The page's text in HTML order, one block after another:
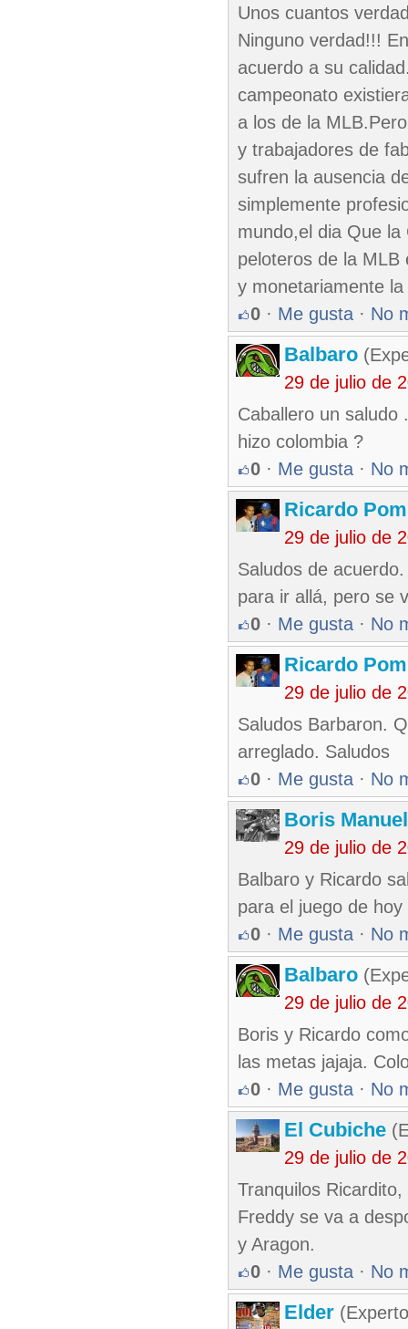
Unos cuantos
Ninguno verdad!!!
acuerdo a su
campeonato
a los de la
y trabajadores de
sufren la ausencia
simplemente
mundo,el dia Que
peloteros de la MLB
y monetariamente
0 · Me gusta · No
Balbaro
29 de julio de
Caballero un saludo
hizo colombia ?
0 · Me gusta · No
Ricardo
29 de julio de
Saludos de
para ir allá, pero se
0 · Me gusta · No
Ricardo
29 de julio de
Saludos Barbaron.
arreglado. Saludos
0 · Me gusta · No
Boris
29 de julio de
Balbaro y Ricardo
para el juego de
0 · Me gusta · No
Balbaro
29 de julio de
Boris y Ricardo
las metas jajaja.
0 · Me gusta · No
El Cubiche
29 de julio de
Tranquilos
Freddy se va a
y Aragon.
0 · Me gusta · No
Elder